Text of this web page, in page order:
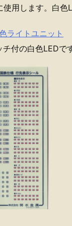
用します。白色
ライトユニット
付の白色LEDです